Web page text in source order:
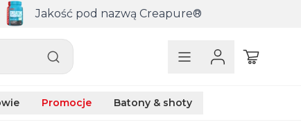
Jakość pod nazwą Creapure®
Promocje Batony & shoty